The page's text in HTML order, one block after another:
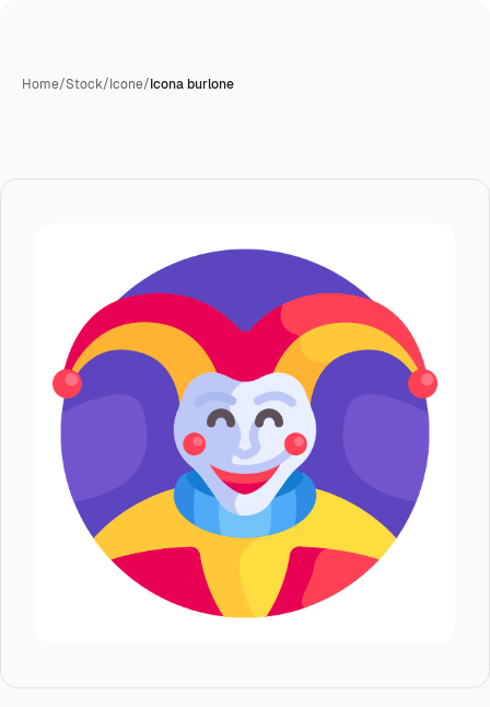
Home/Stock/Icone/Icona burlone